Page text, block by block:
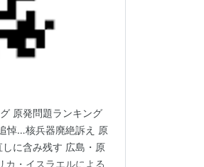
原発問題ランキング
悼…核兵器廃絶訴え 原
に含み残す 広島・原
カ・イスラエルによる